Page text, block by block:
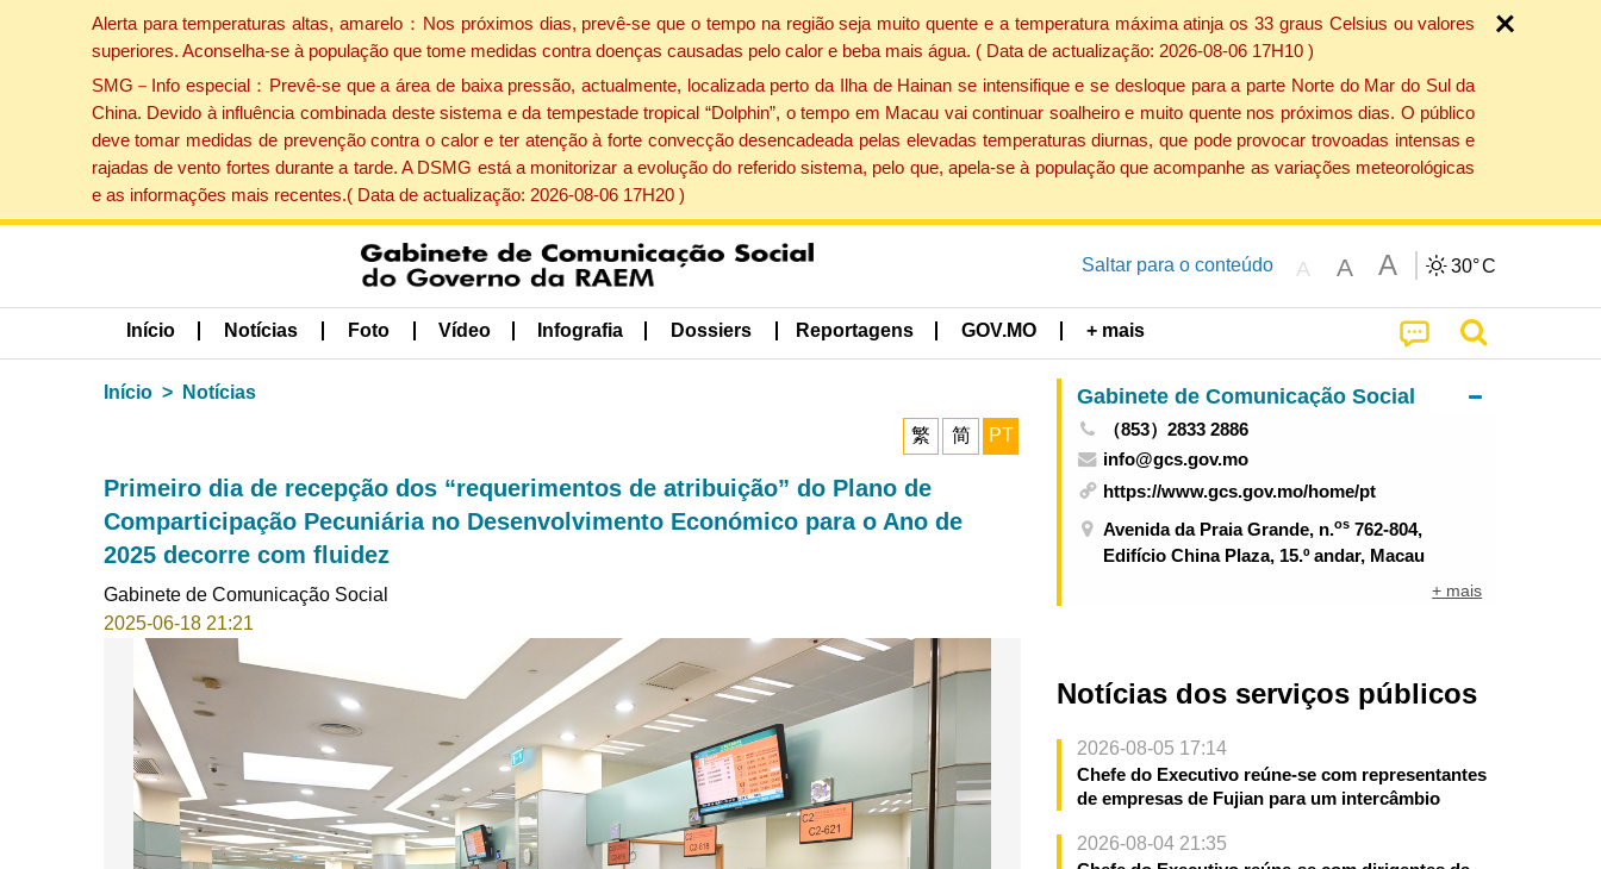
Alerta para temperaturas altas, amarelo：Nos próximos dias, prevê-se que o tempo na região seja muito quente e a temperatura máxima atinja os 33 graus Celsius ou valores
superiores. Aconselha-se à população que tome medidas contra doenças causadas pelo calor e beba mais água. ( Data de actualização: 2026-08-06 17H10 )
SMG－Info especial：Prevê-se que a área de baixa pressão, actualmente, localizada perto da Ilha de Hainan se intensifique e se desloque para a parte Norte do Mar do Sul da
China. Devido à influência combinada deste sistema e da tempestade tropical “Dolphin”, o tempo em Macau vai continuar soalheiro e muito quente nos próximos dias. O público
deve tomar medidas de prevenção contra o calor e ter atenção à forte convecção desencadeada pelas elevadas temperaturas diurnas, que pode provocar trovoadas intensas e
rajadas de vento fortes durante a tarde. A DSMG está a monitorizar a evolução do referido sistema, pelo que, apela-se à população que acompanhe as variações meteorológicas
e as informações mais recentes.( Data de actualização: 2026-08-06 17H20 )
Saltar para o conteúdo A A A 30°C
Início Notícias Foto Vídeo Infografia Dossiers Reportagens GOV.MO + mais
Início Notícias
繁 简 PT
Primeiro dia de recepção dos “requerimentos de atribuição” do Plano de
Comparticipação Pecuniária no Desenvolvimento Económico para o Ano de
2025 decorre com fluidez
Gabinete de Comunicação Social
2025-06-18 21:21
Gabinete de Comunicação Social
（853）2833 2886
info@gcs.gov.mo
https://www.gcs.gov.mo/home/pt
Avenida da Praia Grande, n.os 762-804,
Edifício China Plaza, 15.º andar, Macau
+ mais
Notícias dos serviços públicos
2026-08-05 17:14
Chefe do Executivo reúne-se com representantes
de empresas de Fujian para um intercâmbio
2026-08-04 21:35